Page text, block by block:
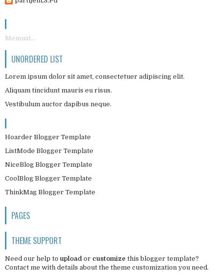
Memuat...
UNORDERED LIST
Lorem ipsum dolor sit amet, consectetuer adipiscing elit.
Aliquam tincidunt mauris eu risus.
Vestibulum auctor dapibus neque.
Hoarder Blogger Template
ListMode Blogger Template
NiceBlog Blogger Template
CoolBlog Blogger Template
ThinkMag Blogger Template
PAGES
THEME SUPPORT
Need our help to upload or customize this blogger template?
Contact me with details about the theme customization you need.